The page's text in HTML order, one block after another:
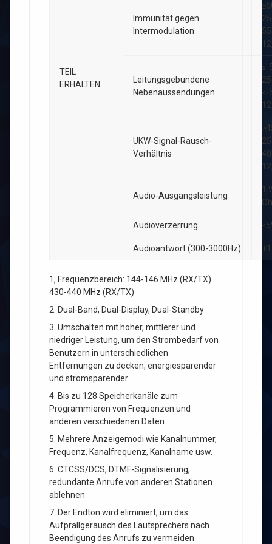
TEIL
ERHALTEN
Immunität gegen
Intermodulation
Leitungsgebundene
Nebenaussendungen
≤-
≤-
UKW-Signal-Rausch-
Verhältnis
Audio-Ausgangsleistung
1
Audioverzerrung
Audioantwort (300-3000Hz)
1, Frequenzbereich: 144-146 MHz (RX/TX)
430-440 MHz (RX/TX)
2. Dual-Band, Dual-Display, Dual-Standby
3. Umschalten mit hoher, mittlerer und
niedriger Leistung, um den Strombedarf von
Benutzern in unterschiedlichen
Entfernungen zu decken, energiesparender
und stromsparender
4. Bis zu 128 Speicherkanäle zum
Programmieren von Frequenzen und
anderen verschiedenen Daten
5. Mehrere Anzeigemodi wie Kanalnummer,
Frequenz, Kanalfrequenz, Kanalname usw.
6. CTCSS/DCS, DTMF-Signalisierung,
redundante Anrufe von anderen Stationen
ablehnen
7. Der Endton wird eliminiert, um das
Aufprallgeräusch des Lautsprechers nach
Beendigung des Anrufs zu vermeiden